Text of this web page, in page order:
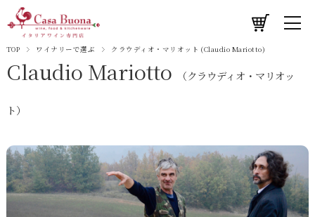
TOP ワイナリーで選ぶ クラウディオ・マリオット (Claudio Mariotto)
Claudio Mariotto （クラウディオ・マリオッ
ト）